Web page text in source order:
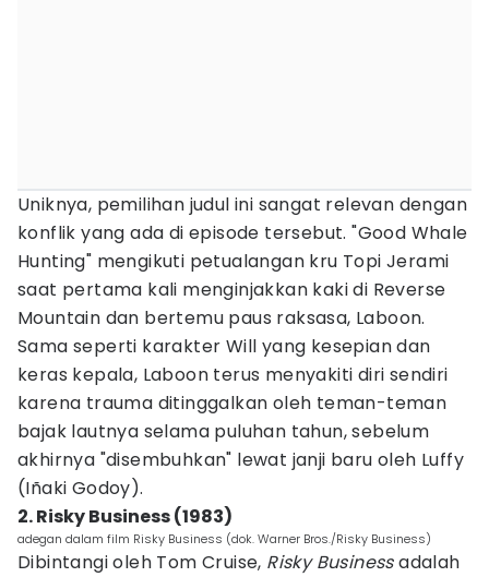
​Uniknya, pemilihan judul ini sangat relevan dengan
konflik yang ada di episode tersebut. "Good Whale
Hunting" mengikuti petualangan kru Topi Jerami
saat pertama kali menginjakkan kaki di Reverse
Mountain dan bertemu paus raksasa, Laboon.
Sama seperti karakter Will yang kesepian dan
keras kepala, Laboon terus menyakiti diri sendiri
karena trauma ditinggalkan oleh teman-teman
bajak lautnya selama puluhan tahun, sebelum
akhirnya "disembuhkan" lewat janji baru oleh Luffy
(Iñaki Godoy).
2. Risky Business (1983)
adegan dalam film Risky Business (dok. Warner Bros./Risky Business)
Dibintangi oleh Tom Cruise, Risky Businessadalah